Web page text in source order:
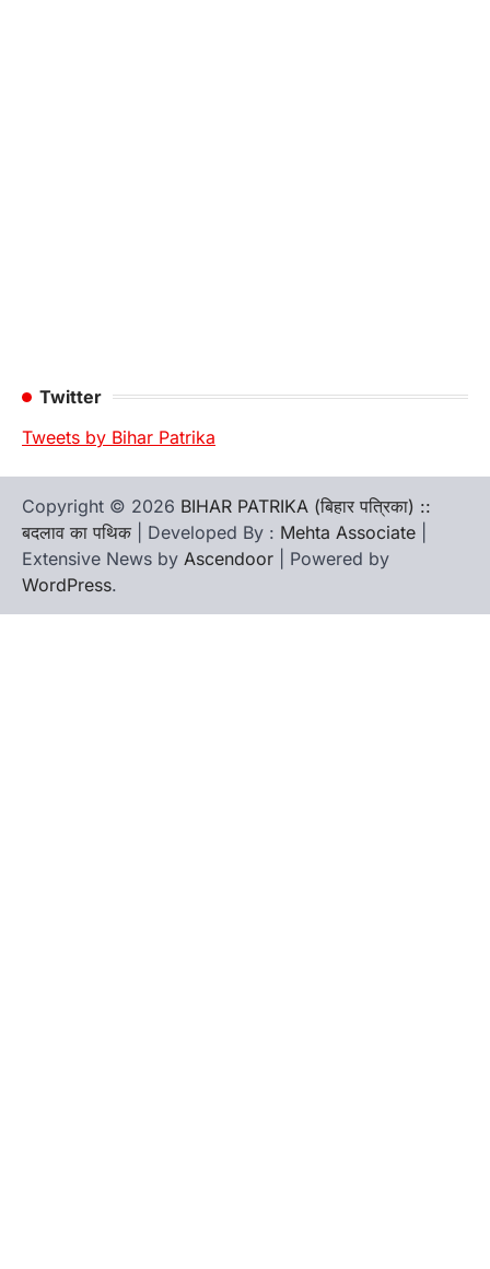
Twitter
Tweets by Bihar Patrika
Copyright © 2026 BIHAR PATRIKA (बिहार पत्रिका) ::
बदलाव का पथिक | Developed By : Mehta Associate
Extensive News by Ascendoor | Powered by
WordPress.